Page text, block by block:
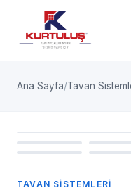
Ana Sayfa Tavan
TAVAN
TAVAN SISTEMLERI